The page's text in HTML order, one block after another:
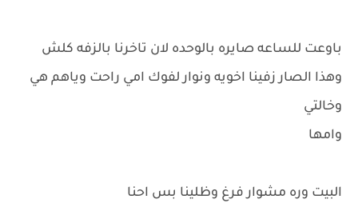
باوعت للساعه صايره بالوحده لان تاخرنا بالزفه كلش
وهذا الصار زفينا اخويه ونوار لفوك امي راحت وياهم هي
وخالتي
وامها
البيت وره مشوار فرغ وظلينا بس احنا